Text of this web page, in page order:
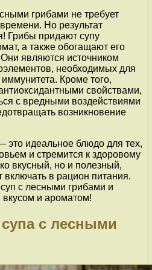
грибами не требует
Но результат
Грибы придают супу
а также обогащают его
являются источником
необходимых для
Кроме того,
свойствами,
с вредными воздействиями
возникновение
идеальное блюдо для тех,
и стремится к здоровому
вкусный, но и полезный,
включать в рацион питания.
с лесными грибами и
вкусом и ароматом!
с лесными